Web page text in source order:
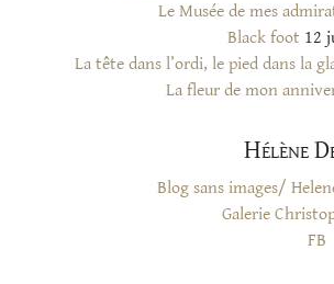
Le Musée de mes
Black foot 12
La tête dans l’ordi, le pied dans la
La fleur de mon
Hélène
Blog sans images/
Galerie
FB